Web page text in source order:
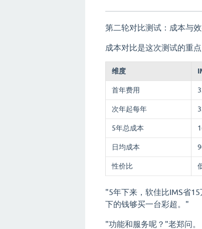
第二轮对比测试：成本与
成本对比是这次测试的重
维度
首年费用
次年起每年
5年总成本
日均成本
性价比
"5年下来，软佳比IMS省
下的钱够买一台彩超。"
"功能和服务呢？"老郑问。